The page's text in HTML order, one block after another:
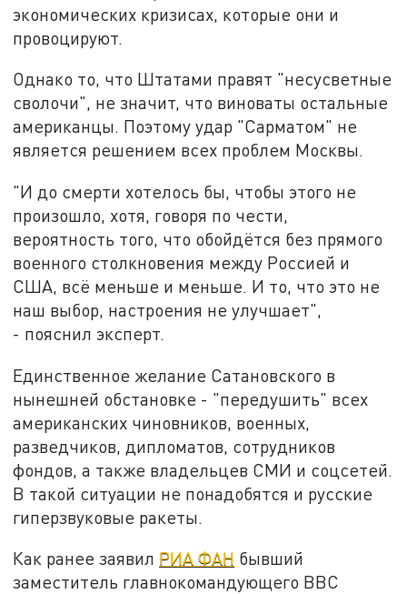
экономических кризисах, которые они и
провоцируют.
Однако то, что Штатами правят "несусветные
сволочи", не значит, что виноваты остальные
американцы. Поэтому удар "Сарматом" не
является решением всех проблем Москвы.
"И до смерти хотелось бы, чтобы этого не
произошло, хотя, говоря по чести,
вероятность того, что обойдётся без прямого
военного столкновения между Россией и
США, всё меньше и меньше. И то, что это не
наш выбор, настроения не улучшает",
- пояснил эксперт.
Единственное желание Сатановского в
нынешней обстановке - "передушить" всех
американских чиновников, военных,
разведчиков, дипломатов, сотрудников
фондов, а также владельцев СМИ и соцсетей.
В такой ситуации не понадобятся и русские
гиперзвуковые ракеты.
Как ранее заявил РИА ФАН бывший
заместитель главнокомандующего ВВС